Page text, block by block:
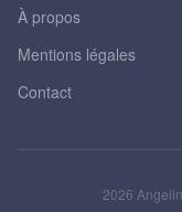
À propos
Mentions légales
Contact
2026